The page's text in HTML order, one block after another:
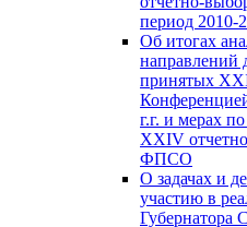
период 2010-
Об итогах
направлений
принятых
г.г. и мерах
XXIV
ФПСО
О задачах и
участию в
Губернатора